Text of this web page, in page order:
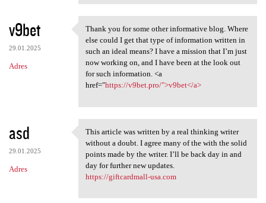
v9bet
29.01.2025
Adres
Thank you for some other
Thank you for some other informative blog. Where
else could I get that type of information written in
such an ideal means? I have a mission that I’m just
now working on, and I have been at the look out
for such information. <a
href="https://v9bet.pro/">v9bet</a>
asd
29.01.2025
Adres
This article was written by a
This article was written by a real thinking writer
without a doubt. I agree many of the with the solid
points made by the writer. I’ll be back day in and
day for further new updates.
https://giftcardmall-usa.com